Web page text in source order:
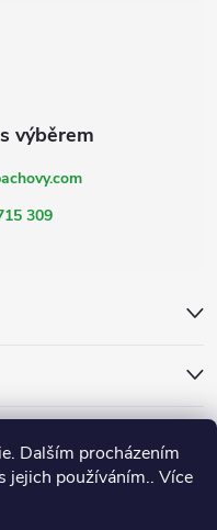
Dalším procházením
jejich používáním.. Více
309